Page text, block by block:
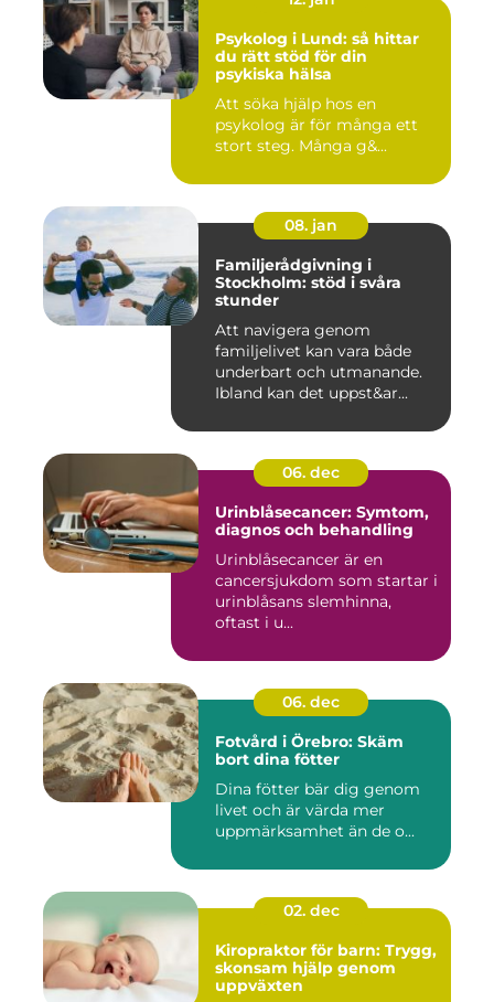
Psykolog i Lund: så hittar
du rätt stöd för din
psykiska hälsa
Att söka hjälp hos en
psykolog är för många ett
stort steg. Många g&...
08. jan
Familjerådgivning i
Stockholm: stöd i svåra
stunder
Att navigera genom
familjelivet kan vara både
underbart och utmanande.
Ibland kan det uppst&ar...
06. dec
Urinblåsecancer: Symtom,
diagnos och behandling
Urinblåsecancer är en
cancersjukdom som startar i
urinblåsans slemhinna,
oftast i u...
06. dec
Fotvård i Örebro: Skäm
bort dina fötter
Dina fötter bär dig genom
livet och är värda mer
uppmärksamhet än de o...
02. dec
Kiropraktor för barn: Trygg,
skonsam hjälp genom
uppväxten